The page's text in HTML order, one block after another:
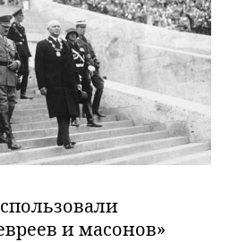
и масонов»